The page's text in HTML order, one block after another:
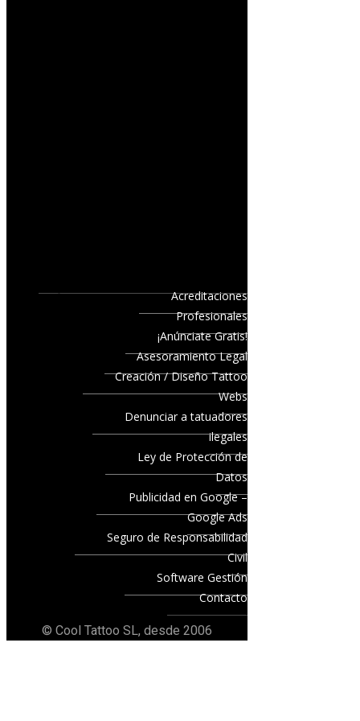
Acreditaciones
Profesionales
¡Anúnciate Gratis!
Asesoramiento Legal
Creación / Diseño Tattoo
Webs
Denunciar a tatuadores
ilegales
Ley de Protección de
Datos
Publicidad en Google –
Google Ads
Seguro de Responsabilidad
Civil
Software Gestión
Contacto
© Cool Tattoo SL, desde 2006